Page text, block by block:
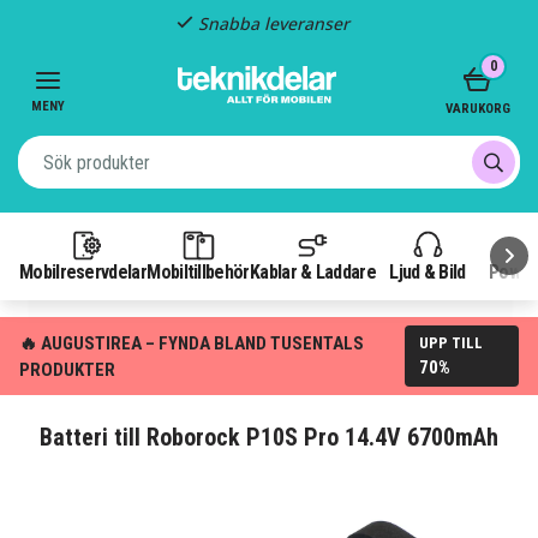
Snabba leveranser
MENY
MobilreservdelarMobiltillbehör Kablar & Laddare Ljud & Bild
0
VARUKORG
🔥 AUGUSTIREA – FYNDA BLAND TUSENTALS
PRODUKTER
UPP TILL
70%
Batteri till Roborock P10S Pro 14.4V 6700mAh